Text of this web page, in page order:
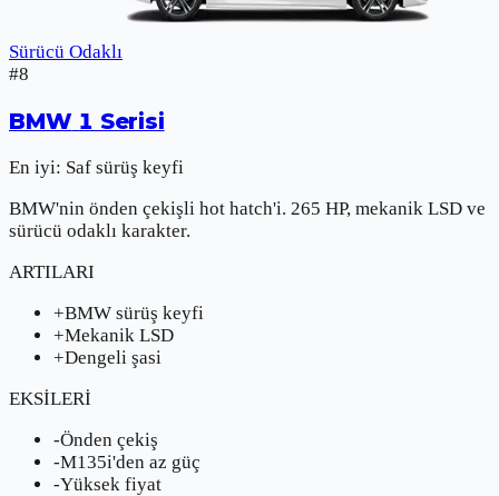
Sürücü Odaklı
#8
BMW 1 Serisi
En iyi: Saf sürüş keyfi
BMW'nin önden çekişli hot hatch'i. 265 HP, mekanik LSD ve
sürücü odaklı karakter.
ARTILARI
+BMW sürüş keyfi
+Mekanik LSD
+Dengeli şasi
EKSİLERİ
-Önden çekiş
-M135i'den az güç
-Yüksek fiyat